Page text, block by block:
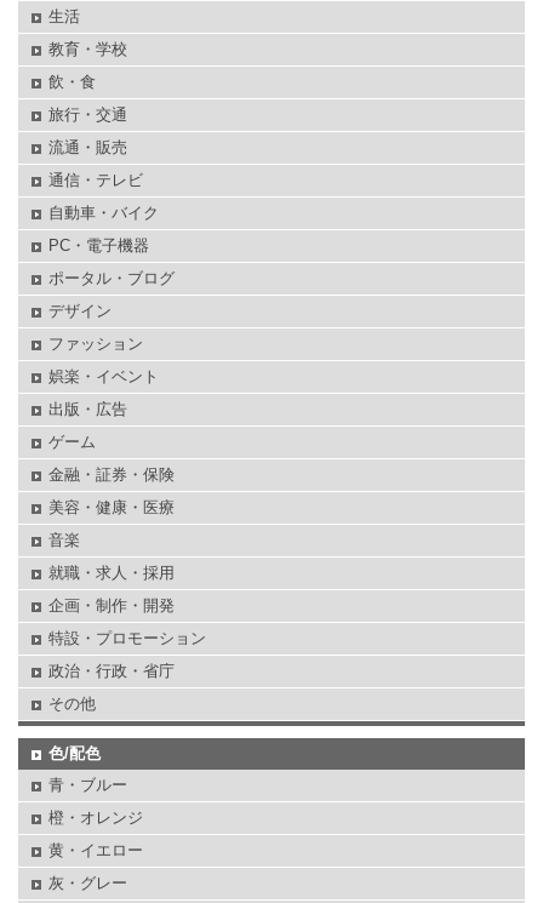
生活
教育・学校
飲・食
旅行・交通
流通・販売
通信・テレビ
自動車・バイク
PC・電子機器
ポータル・ブログ
デザイン
ファッション
娯楽・イベント
出版・広告
ゲーム
金融・証券・保険
美容・健康・医療
音楽
就職・求人・採用
企画・制作・開発
特設・プロモーション
政治・行政・省庁
その他
色/配色
青・ブルー
橙・オレンジ
黄・イエロー
灰・グレー